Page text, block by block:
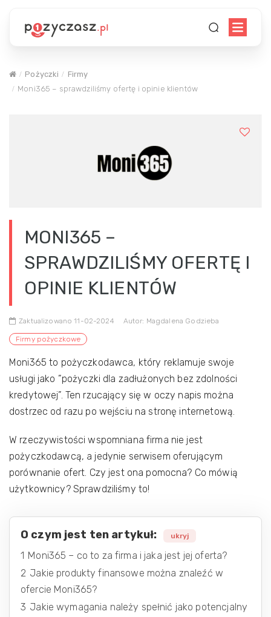
Pożyczki
Firmy
Moni365 – sprawdziliśmy ofertę i opinie klientów
MONI365 –
SPRAWDZILIŚMY OFERTĘ I
OPINIE KLIENTÓW
Zaktualizowano 11-02-2024 Autor: Magdalena Godzieba
Firmy pożyczkowe
Moni365 to pożyczkodawca, który reklamuje swoje
usługi jako ”pożyczki dla zadłużonych bez zdolności
kredytowej”. Ten rzucający się w oczy napis można
dostrzec od razu po wejściu na stronę internetową.
W rzeczywistości wspomniana firma nie jest
pożyczkodawcą, a jedynie serwisem oferującym
porównanie ofert. Czy jest ona pomocna? Co mówią
użytkownicy? Sprawdziliśmy to!
O czym jest ten artykuł: ukryj
1 Moni365 – co to za firma i jaka jest jej oferta?
2 Jakie produkty finansowe można znaleźć w
ofercie Moni365?
3 Jakie wymagania należy spełnić jako potencjalny